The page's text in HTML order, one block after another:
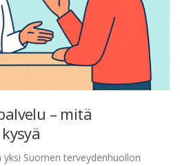
– mitä
Suomen terveydenhuollon